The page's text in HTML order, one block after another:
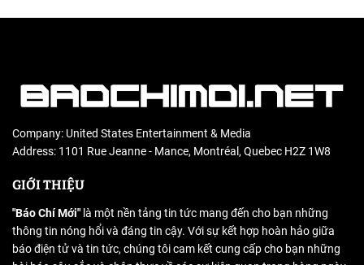
Company: United States Entertainment & Media
Address: 1101 Rue Jeanne - Mance, Montréal, Quebec H2Z 1W8
GIỚI THIỆU
"Báo Chí Mới" là một nền tảng tin tức mang đến cho bạn những
thông tin nóng hổi và đáng tin cậy. Với sự kết hợp hoàn hảo giữa
báo điện tử và tin tức, chúng tôi cam kết cung cấp cho bạn những